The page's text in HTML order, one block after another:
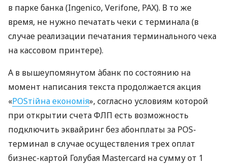
в парке банка (Ingenico, Verifone, PAX). В то же
время, не нужно печатать чеки с терминала (в
случае реализации печатания терминального чека
на кассовом принтере).
А в вышеупомянутом àбанк по состоянию на
момент написания текста продолжается акция
«POSтійна економія», согласно условиям которой
при открытии счета ФЛП есть возможность
подключить эквайринг без абонплаты за POS-
терминал в случае осуществления трех оплат
бизнес-картой Голубая Mastercard на сумму от 1